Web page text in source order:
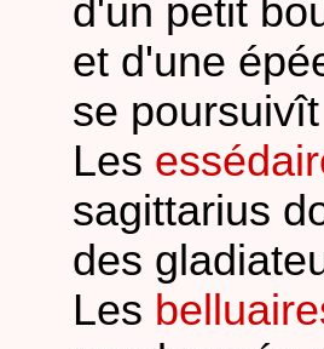
d'un petit
et d'une
se
Les
sagittarius
des
Les